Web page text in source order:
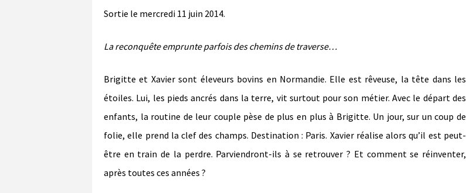
Sortie le mercredi 11 juin 2014.
La reconquête emprunte parfois des chemins de traverse…
Brigitte et Xavier sont éleveurs bovins en Normandie. Elle est rêveuse, la tête dans les
étoiles. Lui, les pieds ancrés dans la terre, vit surtout pour son métier. Avec le départ des
enfants, la routine de leur couple pèse de plus en plus à Brigitte. Un jour, sur un coup de
folie, elle prend la clef des champs. Destination : Paris. Xavier réalise alors qu’il est peut-
être en train de la perdre. Parviendront-ils à se retrouver ? Et comment se réinventer,
après toutes ces années ?